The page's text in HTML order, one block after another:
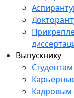
Выпускнику
Кадровым